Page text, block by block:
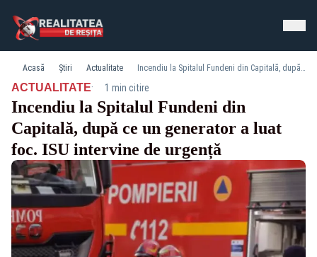
Acasă Știri Actualitate Incendiu la Spitalul Fundeni din Capitală, după ce un generator a luat foc. ISU intervine de urgență
ACTUALITATE· 1 min citire
Incendiu la Spitalul Fundeni din
Capitală, după ce un generator a luat
foc. ISU intervine de urgență